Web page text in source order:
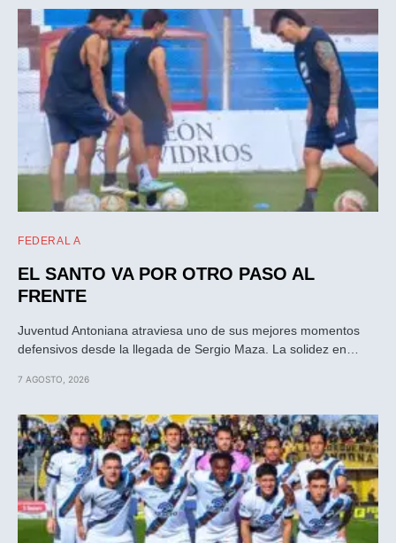
FEDERAL A
EL SANTO VA POR OTRO PASO AL
FRENTE
Juventud Antoniana atraviesa uno de sus mejores momentos
defensivos desde la llegada de Sergio Maza. La solidez en…
7 AGOSTO, 2026